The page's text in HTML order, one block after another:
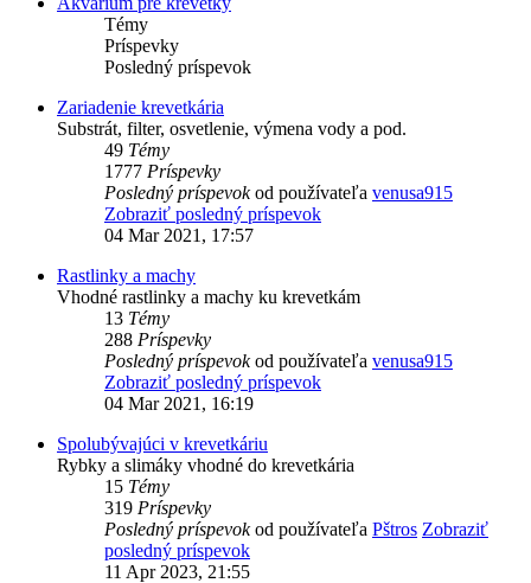
Témy
Príspevky
Posledný príspevok
Zariadenie krevetkária
Substrát, filter, osvetlenie, výmena vody a pod.
49 Témy
1777 Príspevky
Posledný príspevokod používateľa venusa915
Zobraziť posledný príspevok
04 Mar 2021, 17:57
Rastlinky a machy
Vhodné rastlinky a machy ku krevetkám
13 Témy
288 Príspevky
Posledný príspevokod používateľa venusa915
Zobraziť posledný príspevok
04 Mar 2021, 16:19
Spolubývajúci v krevetkáriu
Rybky a slimáky vhodné do krevetkária
15 Témy
319 Príspevky
Posledný príspevokod používateľa Pštros Zobraziť
posledný príspevok
11 Apr 2023, 21:55